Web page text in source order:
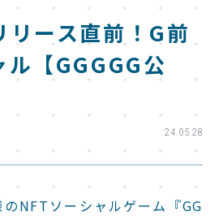
リース直前！G前
【GGGGG公
24.05.28
NFTソーシャルゲーム『GG